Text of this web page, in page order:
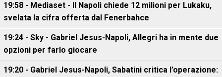
19:58 - Mediaset - Il Napoli chiede 12 milioni per Lukaku,
svelata la cifra offerta dal Fenerbahce
19:24 - Sky - Gabriel Jesus-Napoli, Allegri ha in mente due
opzioni per farlo giocare
19:20 - Gabriel Jesus-Napoli, Sabatini critica l’operazione: